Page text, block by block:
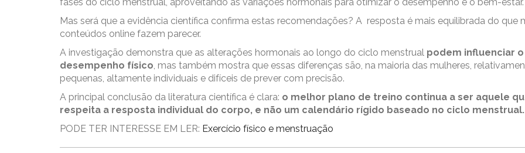
Mas será que a evidência científica confirma estas recomendações? A resposta é mais equilibrada do que
conteúdos online fazem parecer.
A investigação demonstra que as alterações hormonais ao longo do ciclo menstrual podem influenciar o
desempenho físico, mas também mostra que essas diferenças são, na maioria das mulheres,
pequenas, altamente individuais e difíceis de prever com precisão.
A principal conclusão da literatura científica é clara: o melhor plano de treino continua a ser aquele
respeita a resposta individual do corpo, e não um calendário rígido baseado no ciclo menstrual.
PODE TER INTERESSE EM LER: Exercício físico e menstruação